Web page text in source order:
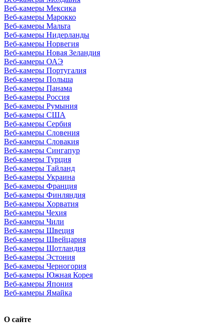
Веб-камеры Мексика
Веб-камеры Марокко
Веб-камеры Мальта
Веб-камеры Нидерланды
Веб-камеры Норвегия
Веб-камеры Новая Зеландия
Веб-камеры ОАЭ
Веб-камеры Португалия
Веб-камеры Польша
Веб-камеры Панама
Веб-камеры Россия
Веб-камеры Румыния
Веб-камеры США
Веб-камеры Сербия
Веб-камеры Словения
Веб-камеры Словакия
Веб-камеры Сингапур
Веб-камеры Турция
Веб-камеры Тайланд
Веб-камеры Украина
Веб-камеры Франция
Веб-камеры Финляндия
Веб-камеры Хорватия
Веб-камеры Чехия
Веб-камеры Чили
Веб-камеры Швеция
Веб-камеры Швейцария
Веб-камеры Шотландия
Веб-камеры Эстония
Веб-камеры Черногория
Веб-камеры Южная Корея
Веб-камеры Япония
Веб-камеры Ямайка
О сайте